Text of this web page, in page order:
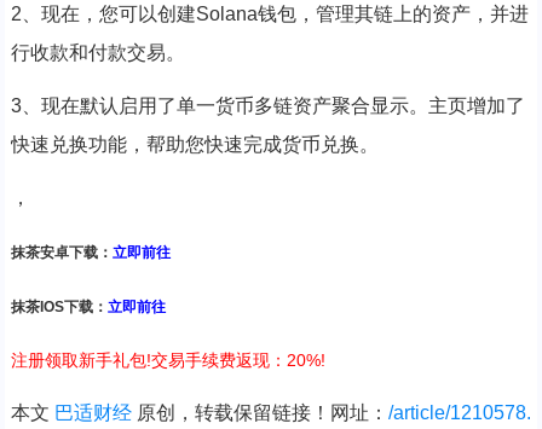
2、现在，您可以创建Solana钱包，管理其链上的资产，并进
行收款和付款交易。
3、现在默认启用了单一货币多链资产聚合显示。主页增加了
快速兑换功能，帮助您快速完成货币兑换。
，
抹茶安卓下载： 立即前往
抹茶IOS下载： 立即前往
注册领取新手礼包!交易手续费返现：20%!
本文 巴适财经原创，转载保留链接！网址： /article/1210578.